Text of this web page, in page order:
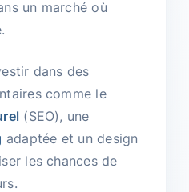
un marché où
dans des
comme le
(SEO), une
adaptée et un design
les chances de